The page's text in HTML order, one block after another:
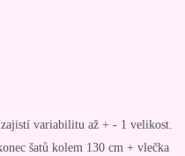
variabilitu až + - 1 velikost.
šatů kolem 130 cm + vlečka